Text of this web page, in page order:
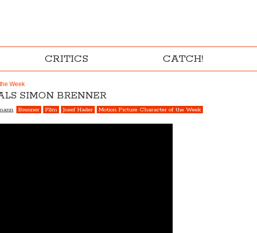
CRITICS CATCH!
Week
SIMON BRENNER
Brenner Film Josef Hader Motion Picture Character of the Week